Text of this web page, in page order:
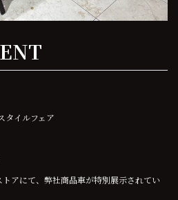
タイルフェア
アにて、弊社商品車が特別展示されてい